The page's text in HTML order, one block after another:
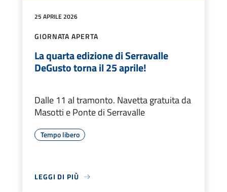
25 APRILE 2026
GIORNATA APERTA
La quarta edizione di Serravalle
DeGusto torna il 25 aprile!
Dalle 11 al tramonto. Navetta gratuita da
Masotti e Ponte di Serravalle
Tempo libero
LEGGI DI PIÙ